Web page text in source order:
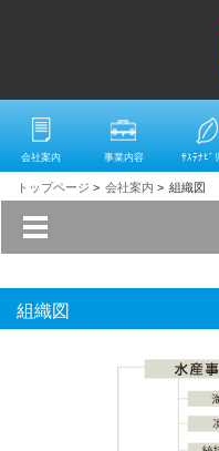
会社案内 事業内容 ｻｽﾃﾅﾋﾞ
トップページ > 会社案内 > 組織図
組織図